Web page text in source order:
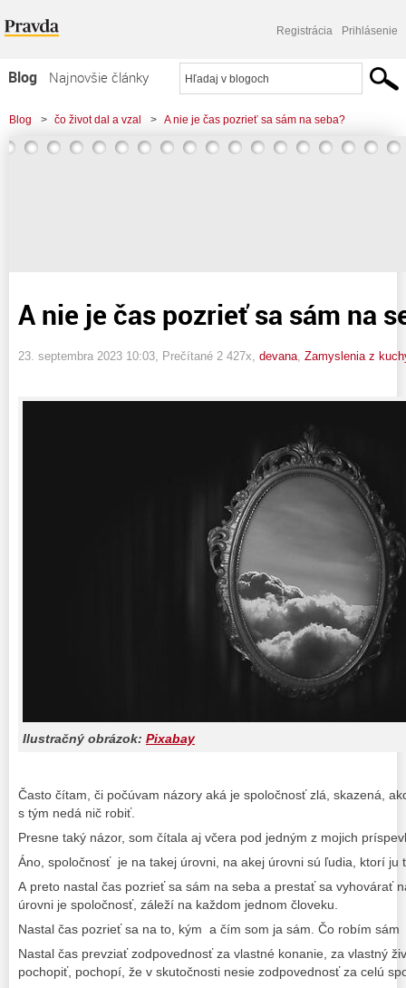
Registrácia Prihlásenie
Blog
Najnovšie články
Najčítanejšie články
Najkomentovanejšie články
Blog > čo život dal a vzal > A nie je čas pozrieť sa sám na seba?
A nie je čas pozrieť sa sám na
23. septembra 2023 10:03 , Prečítané 2 427x, devana Zamyslenia z
Ilustračný obrázok: Pixabay
Často čítam, či počúvam názory aká je spoločnosť zlá, skazená,
s tým nedá nič robiť.
Presne taký názor, som čítala aj včera pod jedným z mojich
Áno, spoločnosť je na takej úrovni, na akej úrovni sú ľudia, ktorí ju
A preto nastal čas pozrieť sa sám na seba a prestať sa vyhovárať
úrovni je spoločnosť, záleží na každom jednom človeku.
Nastal čas pozrieť sa na to, kým a čím som ja sám. Čo robím
Nastal čas prevziať zodpovednosť za vlastné konanie, za vlastný
pochopiť, pochopí, že v skutočnosti nesie zodpovednosť za celú